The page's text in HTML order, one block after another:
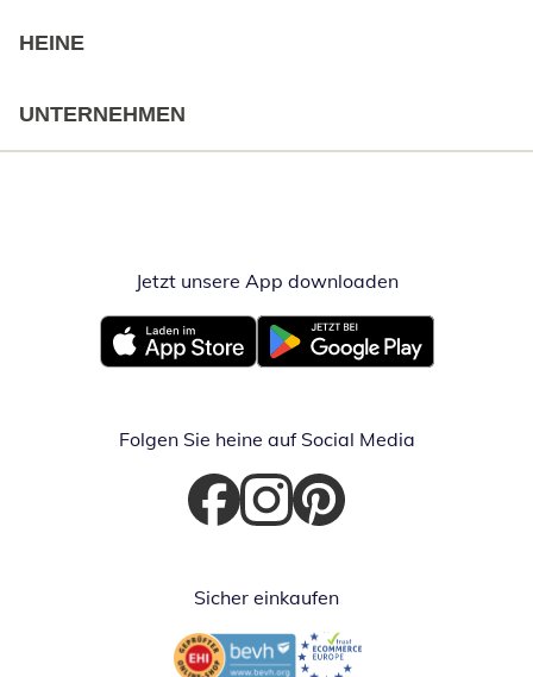
HEINE
UNTERNEHMEN
Jetzt unsere App downloadenÖffnet in
Öffnet in neuem FensterÖffnet in neuem Fenster
Folgen Sie heine auf Social Media
Öffnet in neuem Fenster
Öffnet in neuem Fenster
Öffnet in neuem Fenster
Sicher einkaufen